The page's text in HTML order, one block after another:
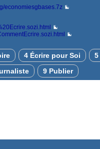
economiesgbases.7z
4 Écrire pour Soi
5
9 Publier